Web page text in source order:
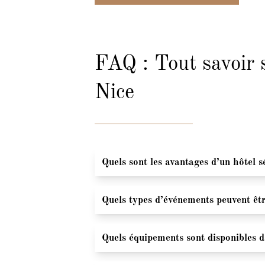
FAQ : Tout savoir
Nice
Quels sont les avantages d’un hôtel
agréable toute l’année. Nice
transport.
Un hôtel spécialisé offre des
intégrant des activités de team
Quels types d’événements peuvent
Séminaires et réunions
Conférences et workshops
Quels équipements sont disponibles